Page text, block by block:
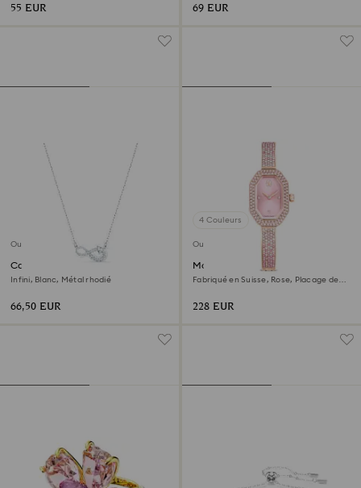
55 EUR 69 EUR
Outlet
Collier Hyperbola
Infini, Blanc, Métal rhodié
66,50 EUR
4 Couleurs
Outlet
Montre bracelet-jonc Dextera
Fabriqué en Suisse, Rose, Placage de
228 EUR